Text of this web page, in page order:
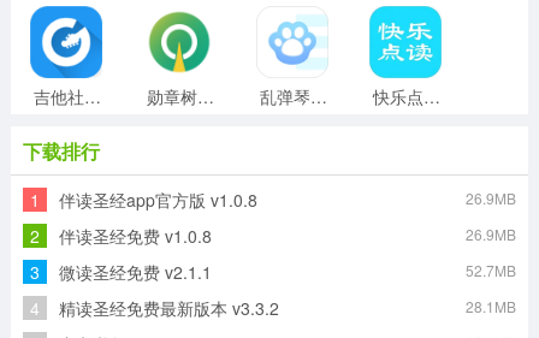
吉他社官方最新版 勋章树无广告版 乱弹琴手机正版 快乐点读原版
茁羽育儿日记正版 初中英语单词同步学手机免费版
学而思网校手机版 自学引擎免费版
下载排行
1 伴读圣经app官方版 v1.0.8 26.9MB
2 伴读圣经免费 v1.0.8 26.9MB
3 微读圣经免费 v2.1.1 52.7MB
4 精读圣经免费最新版本 v3.3.2 28.1MB